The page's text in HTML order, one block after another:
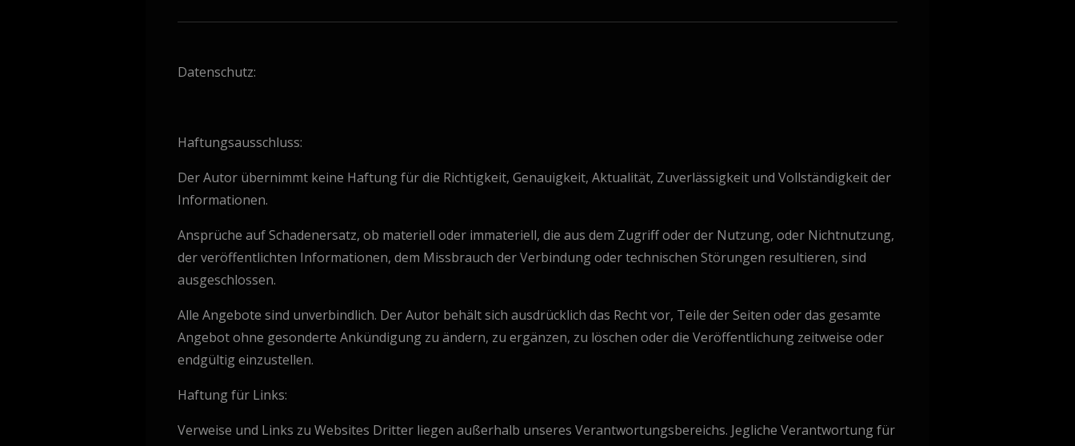
Datenschutz:
Haftungsausschluss:
Der Autor übernimmt keine Haftung für die Richtigkeit, Genauigkeit, Aktualität, Zuverlässigkeit und Vollständigkeit der
Informationen.
Ansprüche auf Schadenersatz, ob materiell oder immateriell, die aus dem Zugriff oder der Nutzung, oder Nichtnutzung,
der veröffentlichten Informationen, dem Missbrauch der Verbindung oder technischen Störungen resultieren, sind
ausgeschlossen.
Alle Angebote sind unverbindlich. Der Autor behält sich ausdrücklich das Recht vor, Teile der Seiten oder das gesamte
Angebot ohne gesonderte Ankündigung zu ändern, zu ergänzen, zu löschen oder die Veröffentlichung zeitweise oder
endgültig einzustellen.
Haftung für Links:
Verweise und Links zu Websites Dritter liegen außerhalb unseres Verantwortungsbereichs. Jegliche Verantwortung für